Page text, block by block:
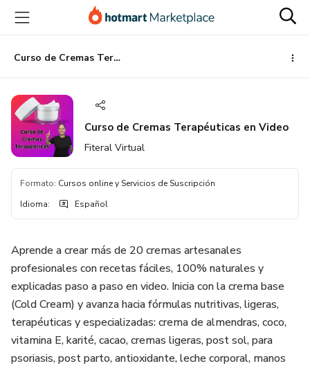
principal
página
de
página
Curso de Cremas Terapéuticas en Video
Curso de Cremas Terapéuticas en Video
Fiteral Virtual
Formato: Cursos online y Servicios de Suscripción
Idioma: Español
Aprende a crear más de 20 cremas artesanales
profesionales con recetas fáciles, 100% naturales y
explicadas paso a paso en video. Inicia con la crema base
(Cold Cream) y avanza hacia fórmulas nutritivas, ligeras,
terapéuticas y especializadas: crema de almendras, coco,
vitamina E, karité, cacao, cremas ligeras, post sol, para
psoriasis, post parto, antioxidante, leche corporal, manos